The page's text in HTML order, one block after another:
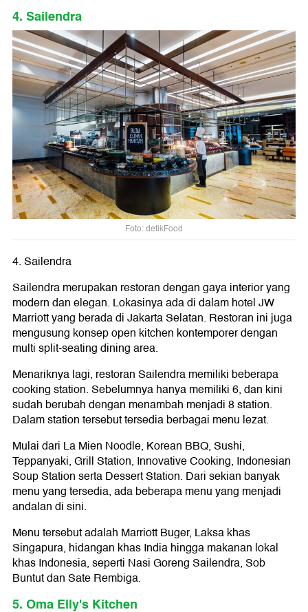
4. Sailendra
Foto: detikFood
4. Sailendra
Sailendra merupakan restoran dengan gaya interior yang
modern dan elegan. Lokasinya ada di dalam hotel JW
Marriott yang berada di Jakarta Selatan. Restoran ini juga
mengusung konsep open kitchen kontemporer dengan
multi split-seating dining area.
Menariknya lagi, restoran Sailendra memiliki beberapa
cooking station. Sebelumnya hanya memiliki 6, dan kini
sudah berubah dengan menambah menjadi 8 station.
Dalam station tersebut tersedia berbagai menu lezat.
Mulai dari La Mien Noodle, Korean BBQ, Sushi,
Teppanyaki, Grill Station, Innovative Cooking, Indonesian
Soup Station serta Dessert Station. Dari sekian banyak
menu yang tersedia, ada beberapa menu yang menjadi
andalan di sini.
Menu tersebut adalah Marriott Buger, Laksa khas
Singapura, hidangan khas India hingga makanan lokal
khas Indonesia, seperti Nasi Goreng Sailendra, Sob
Buntut dan Sate Rembiga.
5. Oma Elly's Kitchen